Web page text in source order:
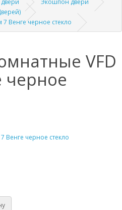
Венге черное стекло
VFD
черное